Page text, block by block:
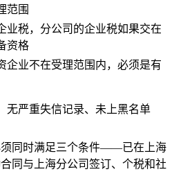
范围
业税，分公司的企业税如果交在
资格
企业不在受理范围内，必须是有
无严重失信记录、未上黑名单
须同时满足三个条件——已在上海
同与上海分公司签订、个税和社